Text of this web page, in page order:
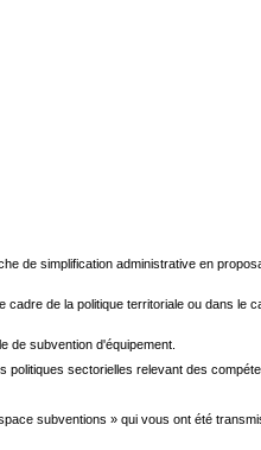
de simplification administrative en
de la politique territoriale ou dans le
de subvention d'équipement.
sectorielles relevant des
subventions » qui vous ont été